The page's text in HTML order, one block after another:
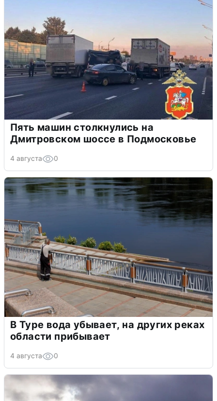
Пять машин столкнулись на
Дмитровском шоссе в Подмосковье
4 августа 0
В Туре вода убывает, на других реках
области прибывает
4 августа 0